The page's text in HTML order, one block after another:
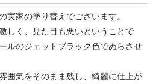
実家の塗り替えでございます。
しく、見た目も悪いということで
ルのジェットブラック色でぬらさせ
囲気をそのまま残し、綺麗に仕上が